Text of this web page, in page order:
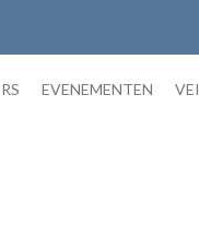
EVENEMENTEN